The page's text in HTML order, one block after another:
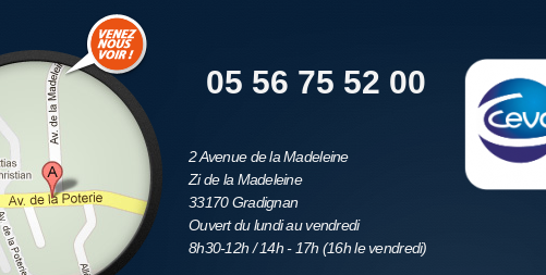
05 56 75 52 00
2 Avenue de la Madeleine
Zi de la Madeleine
33170 Gradignan
Ouvert du lundi au vendredi
8h30-12h / 14h - 17h (16h le vendredi)